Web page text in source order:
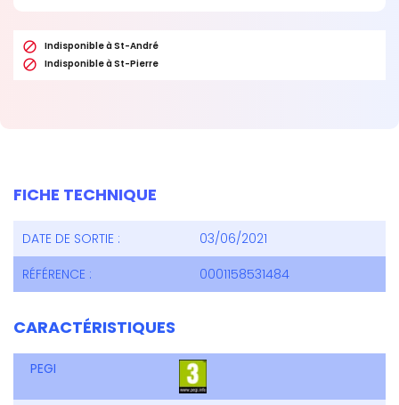
 Indisponible à St-André
 Indisponible à St-Pierre
FICHE TECHNIQUE
DATE DE SORTIE :
03/06/2021
RÉFÉRENCE :
0001158531484
CARACTÉRISTIQUES
PEGI